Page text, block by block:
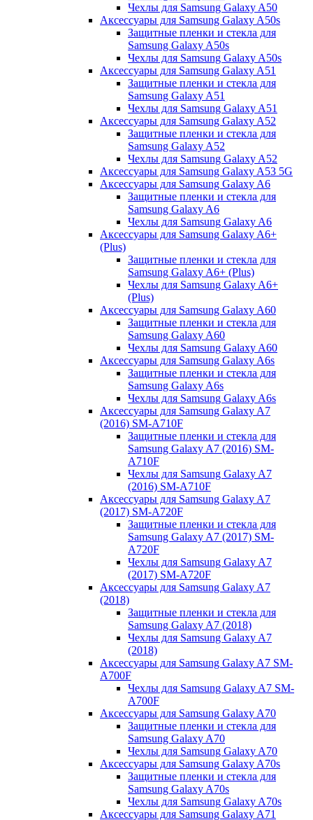
Чехлы для Samsung Galaxy A50
Аксессуары для Samsung Galaxy A50s
Защитные пленки и стекла для
Samsung Galaxy A50s
Чехлы для Samsung Galaxy A50s
Аксессуары для Samsung Galaxy A51
Защитные пленки и стекла для
Samsung Galaxy A51
Чехлы для Samsung Galaxy A51
Аксессуары для Samsung Galaxy A52
Защитные пленки и стекла для
Samsung Galaxy A52
Чехлы для Samsung Galaxy A52
Аксессуары для Samsung Galaxy A53 5G
Аксессуары для Samsung Galaxy A6
Защитные пленки и стекла для
Samsung Galaxy A6
Чехлы для Samsung Galaxy A6
Аксессуары для Samsung Galaxy A6+
(Plus)
Защитные пленки и стекла для
Samsung Galaxy A6+ (Plus)
Чехлы для Samsung Galaxy A6+
(Plus)
Аксессуары для Samsung Galaxy A60
Защитные пленки и стекла для
Samsung Galaxy A60
Чехлы для Samsung Galaxy A60
Аксессуары для Samsung Galaxy A6s
Защитные пленки и стекла для
Samsung Galaxy A6s
Чехлы для Samsung Galaxy A6s
Аксессуары для Samsung Galaxy A7
(2016) SM-A710F
Защитные пленки и стекла для
Samsung Galaxy A7 (2016) SM-
A710F
Чехлы для Samsung Galaxy A7
(2016) SM-A710F
Аксессуары для Samsung Galaxy A7
(2017) SM-A720F
Защитные пленки и стекла для
Samsung Galaxy A7 (2017) SM-
A720F
Чехлы для Samsung Galaxy A7
(2017) SM-A720F
Аксессуары для Samsung Galaxy A7
(2018)
Защитные пленки и стекла для
Samsung Galaxy A7 (2018)
Чехлы для Samsung Galaxy A7
(2018)
Аксессуары для Samsung Galaxy A7 SM-
A700F
Чехлы для Samsung Galaxy A7 SM-
A700F
Аксессуары для Samsung Galaxy A70
Защитные пленки и стекла для
Samsung Galaxy A70
Чехлы для Samsung Galaxy A70
Аксессуары для Samsung Galaxy A70s
Защитные пленки и стекла для
Samsung Galaxy A70s
Чехлы для Samsung Galaxy A70s
Аксессуары для Samsung Galaxy A71